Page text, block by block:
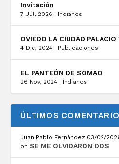
Invitación
7 Jul, 2026 | Indianos
OVIEDO LA CIUDAD
4 Dic, 2024 | Publicaciones
EL PANTEÓN DE SOMAO
26 Nov, 2024 | Indianos
ÚLTIMOS
Juan Pablo Fernández 03/02/
onSE ME OLVIDARON DOS